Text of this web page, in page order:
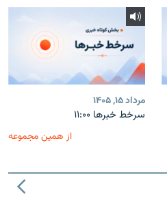
مرداد ۱۵, ۱۴۰۵
سرخط خبرها ۱۱:۰۰
از همین مجموعه